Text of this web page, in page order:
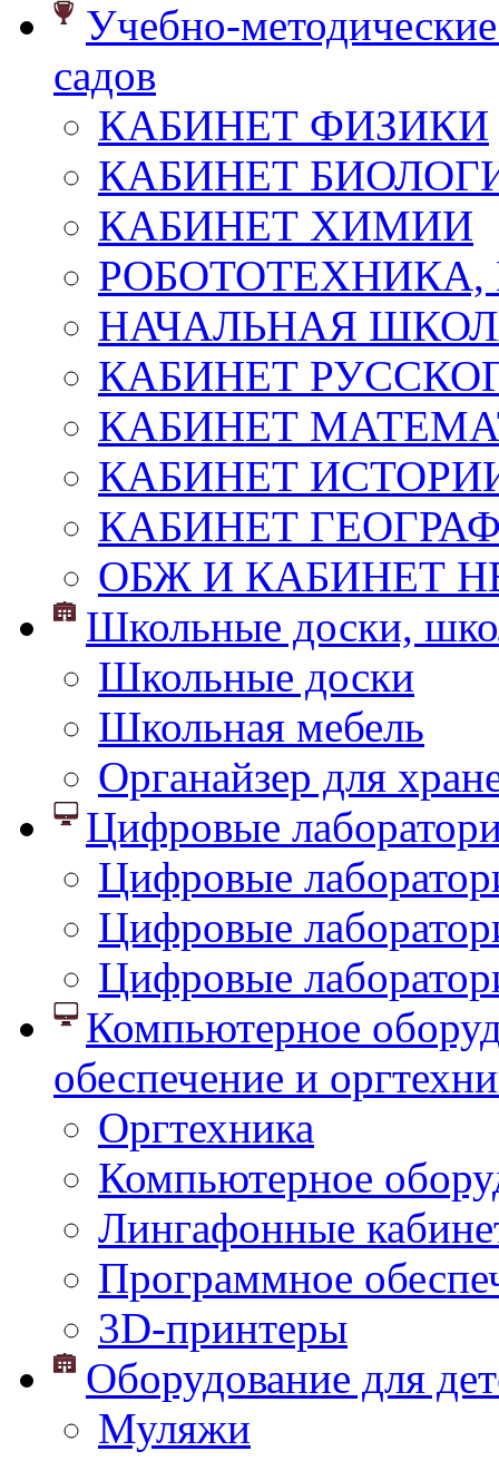
Учебно-
садов
КАБИНЕТ ФИЗИКИ
КАБИНЕТ
КАБИНЕТ ХИМИИ
НАЧАЛЬНАЯ
КАБИНЕТ
КАБИНЕТ
КАБИНЕТ
КАБИНЕТ
ОБЖ И КАБИНЕТ
Школьные доски,
Школьные доски
Школьная мебель
Органайзер для
Цифровые
Цифровые
Цифровые
Цифровые
Компьютерное
обеспечение и
Оргтехника
Компьютерное
Лингафонные
Программное
3D-принтеры
Оборудование для
Муляжи